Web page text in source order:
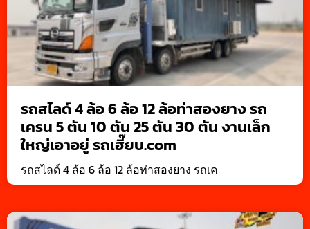
รถสไลด์ 4 ล้อ 6 ล้อ 12 ล้อท่าสองยาง รถ
เครน 5 ตัน 10 ตัน 25 ตัน 30 ตัน งานเล็ก
ใหญ่เอาอยู่ รถเฮี๊ยบ.com
รถสไลด์ 4 ล้อ 6 ล้อ 12 ล้อท่าสองยาง รถเค